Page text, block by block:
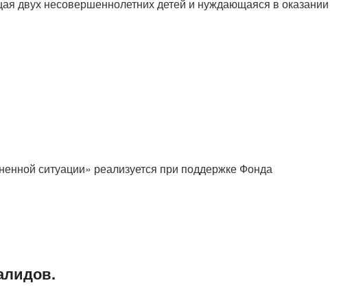
несовершеннолетних детей и нуждающаяся в оказании
ситуации» реализуется при поддержке Фонда